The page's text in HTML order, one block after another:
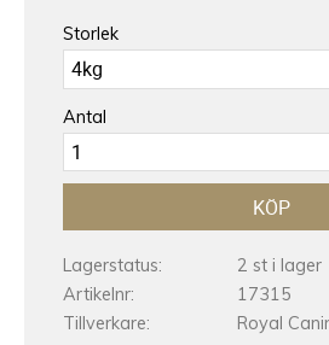
Storlek
Antal
KÖP
Lagerstatus
2 st i lager
Artikelnr
17315
Tillverkare
Royal